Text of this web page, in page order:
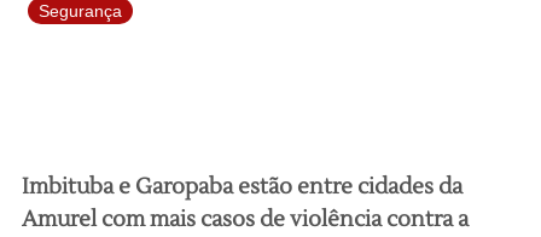
Segurança
Imbituba e Garopaba estão entre cidades da
Amurel com mais casos de violência contra a